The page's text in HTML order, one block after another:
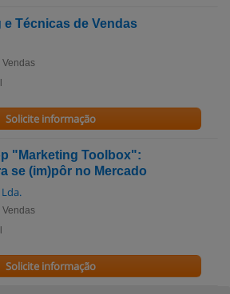
Técnicas de Vendas
Solicite informação
"Marketing Toolbox":
se (im)pôr no Mercado
Solicite informação